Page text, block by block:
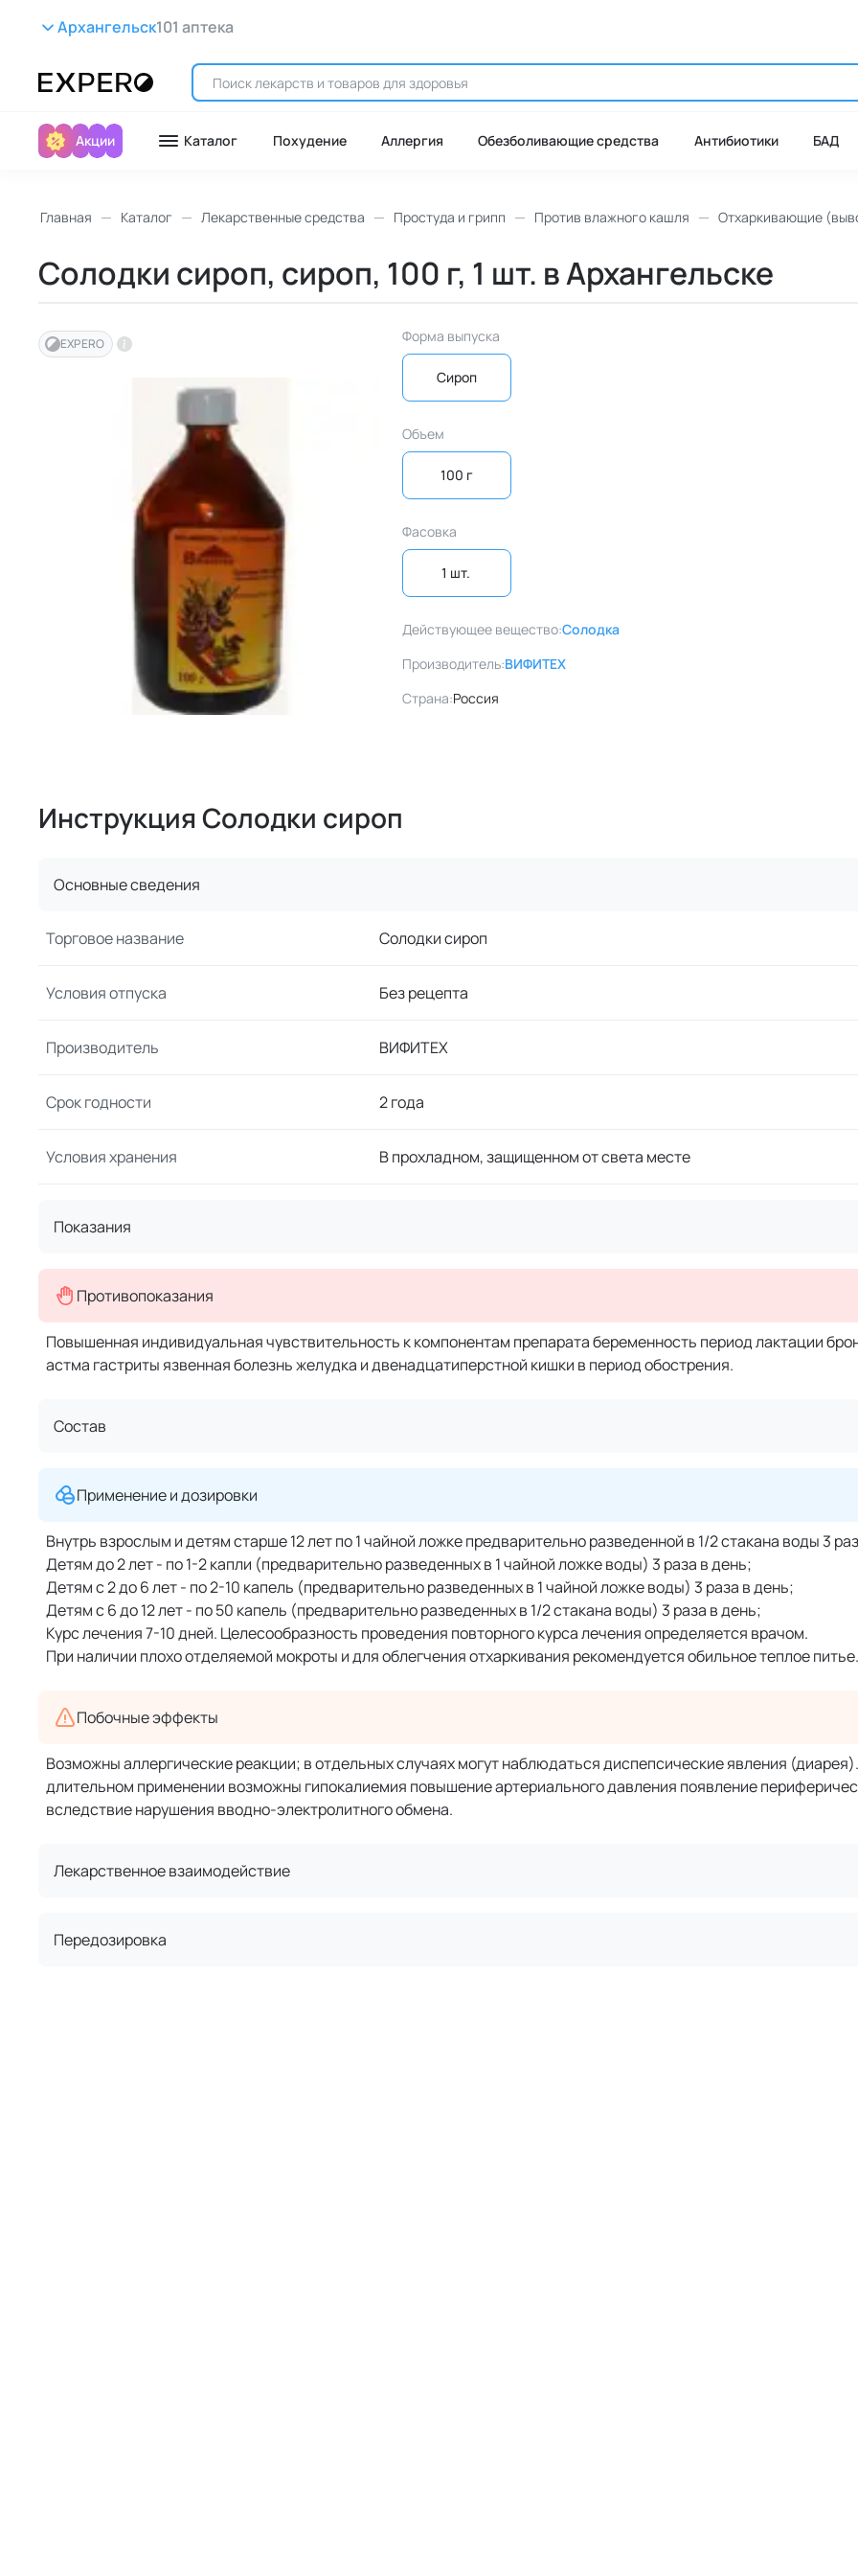
Архангельск101 аптека
Акции Каталог Похудение Аллергия Обезболивающие средства Антибиотики БАД
Главная Каталог Лекарственные средства Простуда и грипп Против влажного кашля Отхаркивающие
Солодки сироп, сироп, 100 г, 1 шт. в Архангельске
EXPERO Форма выпуска
Сироп
Объем
100 г
Фасовка
1 шт.
Действующее вещество:Солодка
Производитель:ВИФИТЕХ
Страна:Россия
Инструкция Солодки сироп
Основные сведения
Торговое название Солодки сироп
Условия отпуска Без рецепта
Производитель ВИФИТЕХ
Срок годности 2 года
Условия хранения В прохладном, защищенном от света месте
Показания
Противопоказания
Повышенная индивидуальная чувствительность к компонентам препарата беременность период лактации
астма гастриты язвенная болезнь желудка и двенадцатиперстной кишки в период обострения.
Состав
Применение и дозировки
Внутрь взрослым и детям старше 12 лет по 1 чайной ложке предварительно разведенной в 1/2 стакана воды 3
Детям до 2 лет - по 1-2 капли (предварительно разведенных в 1 чайной ложке воды) 3 раза в день;
Детям с 2 до 6 лет - по 2-10 капель (предварительно разведенных в 1 чайной ложке воды) 3 раза в день;
Детям с 6 до 12 лет - по 50 капель (предварительно разведенных в 1/2 стакана воды) 3 раза в день;
Курс лечения 7-10 дней. Целесообразность проведения повторного курса лечения определяется врачом.
При наличии плохо отделяемой мокроты и для облегчения отхаркивания рекомендуется обильное теплое питье.
Побочные эффекты
Возможны аллергические реакции; в отдельных случаях могут наблюдаться диспепсические явления
длительном применении возможны гипокалиемия повышение артериального давления появление
вследствие нарушения вводно-электролитного обмена.
Лекарственное взаимодействие
Передозировка